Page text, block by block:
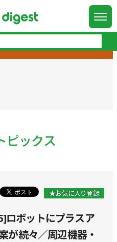
ピックス
★お気に入り登録
ロボットにプラスア
が続々／周辺機器・